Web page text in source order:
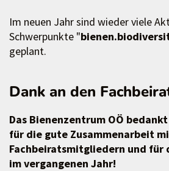
Im neuen Jahr sind wieder viele
Schwerpunkte "
geplant.
Dank an den
Das Bienenzentrum OÖ
für die gute Zusammenarbeit
Fachbeiratsmitgliedern und
im vergangenen Jahr!